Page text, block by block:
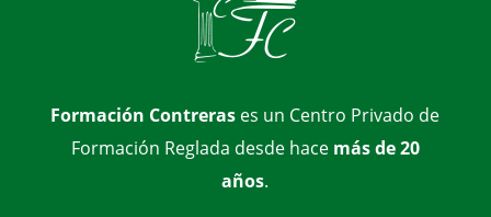
Formación Contreras es un Centro Privado de
Formación Reglada desde hace más de 20
años.